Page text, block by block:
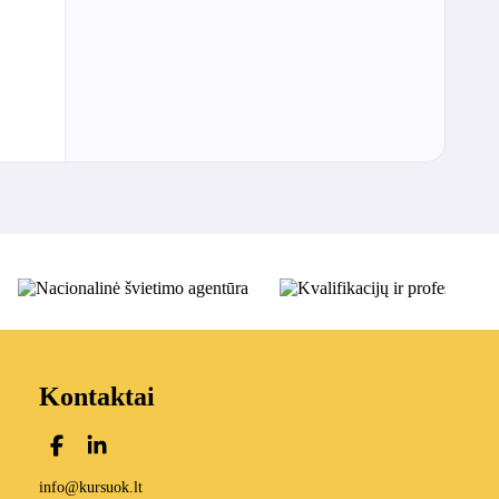
Kontaktai
info@kursuok.lt